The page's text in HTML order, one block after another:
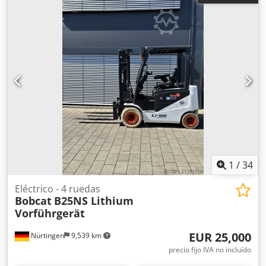
1 /34
Nürtingen 9,539 km
Eléctrico - 4 ruedas
Bobcat B25NS Lithium
Vorführgerät
EUR 25,000
precio fijo IVA no incluído